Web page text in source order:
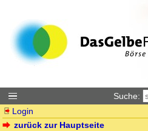
Suche:
Login
zurück zur Hauptseite